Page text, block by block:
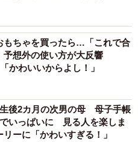
もちゃを買ったら…「これで合
予想外の使い方が大反響
かわいいからよし！」
後2カ月の次男の母 母子手帳
いっぱいに 見る人を楽しま
ーに「かわいすぎる！」